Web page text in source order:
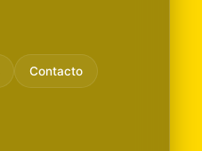
Contacto